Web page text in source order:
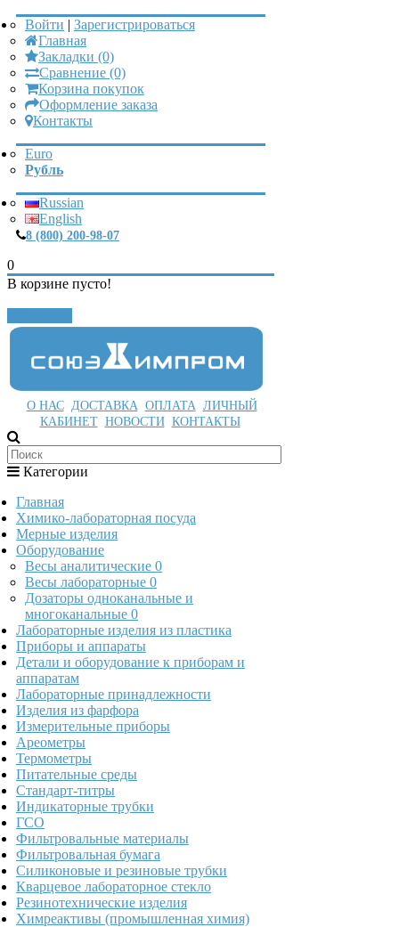
Войти | Зарегистрироваться
Главная
Закладки (0)
Сравнение (0)
Корзина покупок
Оформление заказа
Контакты
Euro
Рубль
Russian
English
8 (800) 200-98-07
0
В корзине пусто!
О НАС ДОСТАВКА ОПЛАТА ЛИЧНЫЙ
КАБИНЕТ НОВОСТИ КОНТАКТЫ
Категории
Главная
Химико-лабораторная посуда
Мерные изделия
Оборудование
Весы аналитические 0
Весы лабораторные 0
Дозаторы одноканальные и
многоканальные 0
Лабораторные изделия из пластика
Приборы и аппараты
Детали и оборудование к приборам и
аппаратам
Лабораторные принадлежности
Изделия из фарфора
Измерительные приборы
Ареометры
Термометры
Питательные среды
Стандарт-титры
Индикаторные трубки
ГСО
Фильтровальные материалы
Фильтровальная бумага
Силиконовые и резиновые трубки
Кварцевое лабораторное стекло
Резинотехнические изделия
Химреактивы (промышленная химия)